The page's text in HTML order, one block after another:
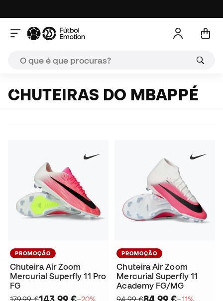
CHUTEIRAS DO MBAPPÉ
PROMOÇÃO
Chuteira Air Zoom
Mercurial Superfly 11 Pro
FG
179,99 €143,99 €−20%
PROMOÇÃO
Chuteira Air Zoom
Mercurial Superfly 11
Academy FG/MG
94,99 €84,99 €−11%